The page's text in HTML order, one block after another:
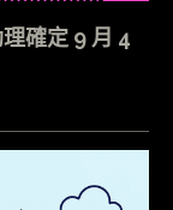
確定 9 月 4